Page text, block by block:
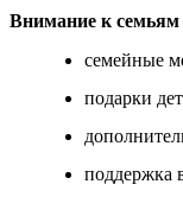
Внимание к семьям
семейные
подарки
поддержка